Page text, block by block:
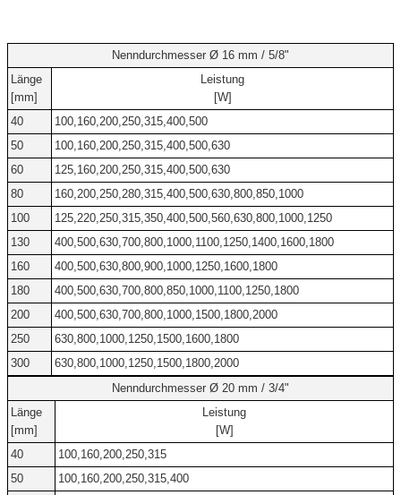
Nenndurchmesser Ø 16 mm / 5/8"
Länge
[mm]
Leistung
[W]
40
100,160,200,250,315,400,500
50
100,160,200,250,315,400,500,630
60
125,160,200,250,315,400,500,630
80
160,200,250,280,315,400,500,630,800,850,1000
100
125,220,250,315,350,400,500,560,630,800,1000,1250
130
400,500,630,700,800,1000,1100,1250,1400,1600,1800
160
400,500,630,800,900,1000,1250,1600,1800
180
400,500,630,700,800,850,1000,1100,1250,1800
200
400,500,630,700,800,1000,1500,1800,2000
250
630,800,1000,1250,1500,1600,1800
300
630,800,1000,1250,1500,1800,2000
Nenndurchmesser Ø 20 mm / 3/4"
Länge
[mm]
Leistung
[W]
40
100,160,200,250,315
50
100,160,200,250,315,400